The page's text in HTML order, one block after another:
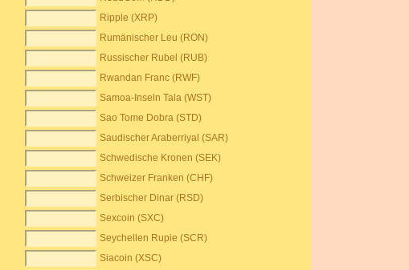
Ripple (XRP)
Rumänischer Leu (RON)
Russischer Rubel (RUB)
Rwandan Franc (RWF)
Samoa-Inseln Tala (WST)
Sao Tome Dobra (STD)
Saudischer Araberriyal (SAR)
Schwedische Kronen (SEK)
Schweizer Franken (CHF)
Serbischer Dinar (RSD)
Sexcoin (SXC)
Seychellen Rupie (SCR)
Siacoin (XSC)